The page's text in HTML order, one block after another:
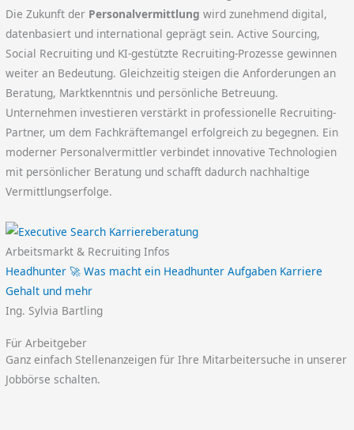
Die Zukunft der Personalvermittlung wird zunehmend digital,
datenbasiert und international geprägt sein. Active Sourcing,
Social Recruiting und KI-gestützte Recruiting-Prozesse gewinnen
weiter an Bedeutung. Gleichzeitig steigen die Anforderungen an
Beratung, Marktkenntnis und persönliche Betreuung.
Unternehmen investieren verstärkt in professionelle Recruiting-
Partner, um dem Fachkräftemangel erfolgreich zu begegnen. Ein
moderner Personalvermittler verbindet innovative Technologien
mit persönlicher Beratung und schafft dadurch nachhaltige
Vermittlungserfolge.
Arbeitsmarkt & Recruiting Infos
Headhunter 🚀 Was macht ein Headhunter Aufgaben Karriere
Gehalt und mehr
Ing. Sylvia Bartling
Für Arbeitgeber
Ganz einfach Stellenanzeigen für Ihre Mitarbeitersuche in unserer
Jobbörse schalten.